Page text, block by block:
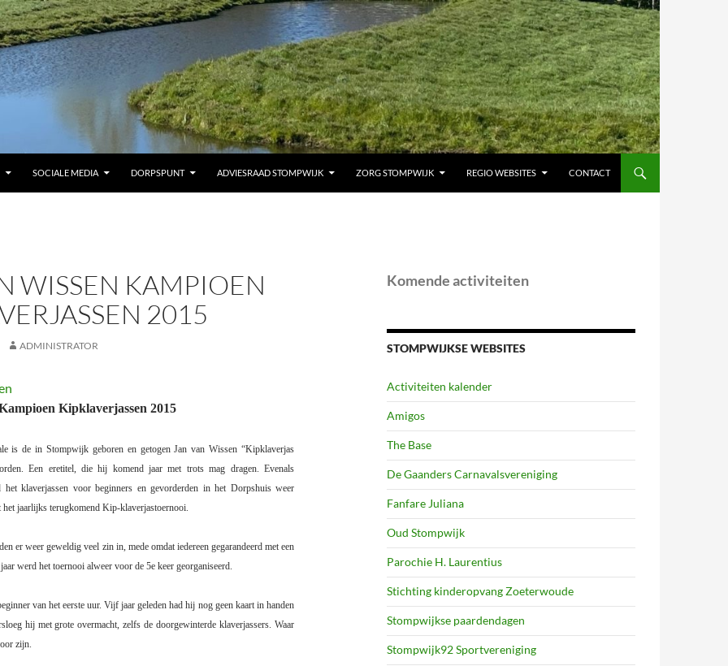
SOCIALE MEDIA DORPSPUNT ADVIESRAAD STOMPWIJK ZORG STOMPWIJK REGIO WEBSITES CONTACT
WISSEN KAMPIOEN
2015
ADMINISTRATOR
Kipklaverjassen 2015
is de in Stompwijk geboren en getogen Jan van Wissen “Kipklaverjas
Een eretitel, die hij komend jaar met trots mag dragen. Evenals
het klaverjassen voor beginners en gevorderden in het Dorpshuis weer
het jaarlijks terugkomend Kip-klaverjastoernooi.
er weer geweldig veel zin in, mede omdat iedereen gegarandeerd met een
werd het toernooi alweer voor de 5e keer georganiseerd.
van het eerste uur. Vijf jaar geleden had hij nog geen kaart in handen
hij met grote overmacht, zelfs de doorgewinterde klaverjassers. Waar
zijn.
Komende activiteiten
STOMPWIJKSE WEBSITES
Activiteiten kalender
Amigos
The Base
De Gaanders Carnavalsvereniging
Fanfare Juliana
Oud Stompwijk
Parochie H. Laurentius
Stichting kinderopvang Zoeterwoude
Stompwijkse paardendagen
Stompwijk92 Sportvereniging